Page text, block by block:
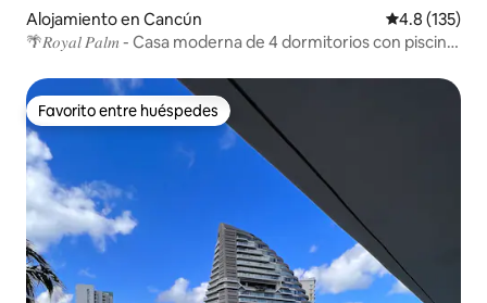
Alojamiento en Cancún Calificación
4.8 (135)
🌴𝑅𝑜𝑦𝑎𝑙 𝑃𝑎𝑙𝑚 - Casa moderna de 4 dormitorios con piscina
Favorito entre huéspedes
Favorito entre huéspedes